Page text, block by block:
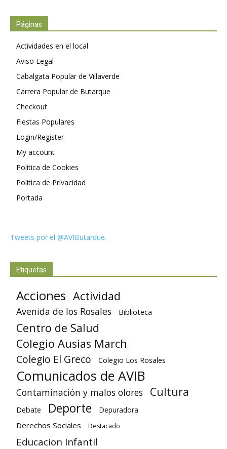
Páginas
Actividades en el local
Aviso Legal
Cabalgata Popular de Villaverde
Carrera Popular de Butarque
Checkout
Fiestas Populares
Login/Register
My account
Política de Cookies
Política de Privacidad
Portada
Tweets por el @AVIButarque.
Etiquetas
Acciones Actividad
Avenida de los Rosales Biblioteca
Centro de Salud
Colegio Ausias March
Colegio El Greco Colegio Los Rosales
Comunicados de AVIB
Contaminación y malos olores Cultura
Debate Deporte Depuradora
Derechos Sociales Destacado
Educacion Infantil